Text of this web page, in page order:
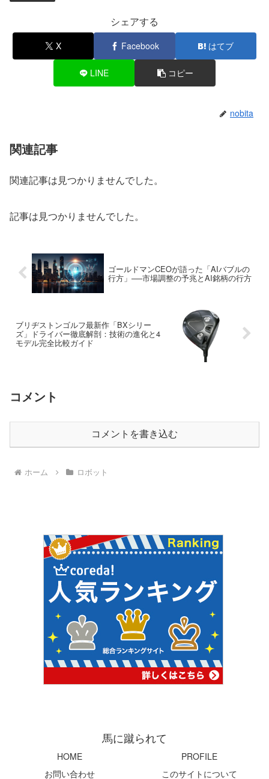
シェアする
X Facebook はてブ
LINE コピー
nobita
関連記事
関連記事は見つかりませんでした。
記事は見つかりませんでした。
ゴールドマンCEOが語った「AIバブルの
行方」──市場調整の予兆とAI銘柄の行方
ブリヂストンゴルフ最新作「BXシリー
ズ」ドライバー徹底解剖：技術の進化と4
モデル完全比較ガイド
コメント
コメントを書き込む
ホーム ロボット
馬に蹴られて
HOME
PROFILE
お問い合わせ
このサイトについて